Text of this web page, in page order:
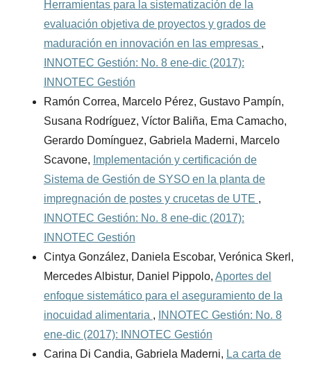
Herramientas para la sistematización de la
evaluación objetiva de proyectos y grados de
maduración en innovación en las empresas ,
INNOTEC Gestión: No. 8 ene-dic (2017):
INNOTEC Gestión
Ramón Correa, Marcelo Pérez, Gustavo Pampín,
Susana Rodríguez, Víctor Baliña, Ema Camacho,
Gerardo Domínguez, Gabriela Maderni, Marcelo
Scavone, Implementación y certificación de
Sistema de Gestión de SYSO en la planta de
impregnación de postes y crucetas de UTE ,
INNOTEC Gestión: No. 8 ene-dic (2017):
INNOTEC Gestión
Cintya González, Daniela Escobar, Verónica Skerl,
Mercedes Albistur, Daniel Pippolo, Aportes del
enfoque sistemático para el aseguramiento de la
inocuidad alimentaria ,
INNOTEC Gestión: No. 8
ene-dic (2017): INNOTEC Gestión
Carina Di Candia, Gabriela Maderni, La carta de